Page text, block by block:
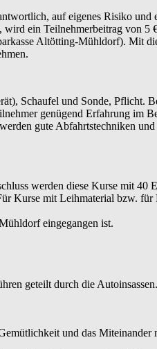
auf eigenes Risiko und
ein Teilnehmerbeitrag von 5
Altötting-Mühldorf). Mit
Schaufel und Sonde, Pflicht.
genügend Erfahrung im
gute Abfahrtstechniken
werden diese Kurse mit 40
Kurse mit Leihmaterial bzw. für
eingegangen ist.
geteilt durch die Autoinsassen.
und das Miteinander